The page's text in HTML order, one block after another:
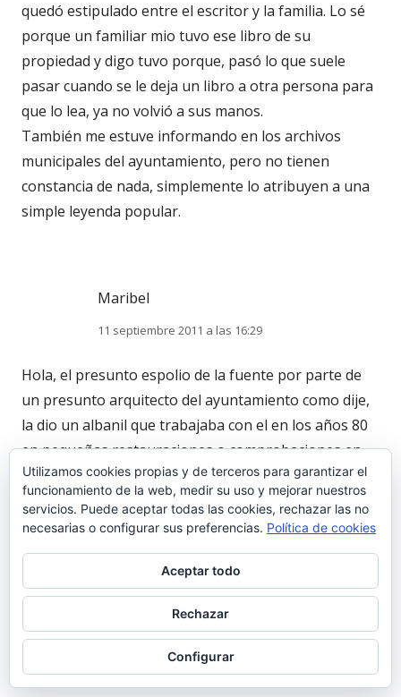
quedó estipulado entre el escritor y la familia. Lo sé
porque un familiar mio tuvo ese libro de su
propiedad y digo tuvo porque, pasó lo que suele
pasar cuando se le deja un libro a otra persona para
que lo lea, ya no volvió a sus manos.
También me estuve informando en los archivos
municipales del ayuntamiento, pero no tienen
constancia de nada, simplemente lo atribuyen a una
simple leyenda popular.
Maribel
11 septiembre 2011 a las 16:29
Hola, el presunto espolio de la fuente por parte de
un presunto arquitecto del ayuntamiento como dije,
la dio un albanil que trabajaba con el en los años 80
en pequeñas restauraciones o comprobaciones en
este palacio, he perdido la pista de dicho albanil pero
se quien es y donde vive su familia y podria ser un
buen testigo del presuento delito, aunque como digo
hace unos años que no lo veo.
Esto es lo que hay, un saludo y gracias por su interes
que es el de todos en estos temas.
Utilizamos cookies propias y de terceros para garantizar el
funcionamiento de la web, medir su uso y mejorar nuestros
servicios. Puede aceptar todas las cookies, rechazar las no
necesarias o configurar sus preferencias. Política de cookies
Aceptar todo
Rechazar
Configurar